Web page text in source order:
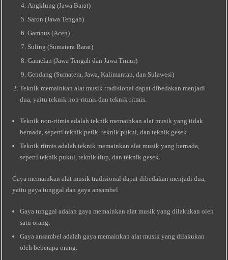
Angklung (Jawa Barat)
Saron (Jawa Tengah)
Gambus (Aceh)
Suling (Sumatera Barat)
Gamelan (Jawa Tengah dan Jawa Timur)
Gendang (Sumatera, Jawa, Kalimantan, dan Sulawesi)
Teknik memainkan alat musik tradisional dapat dibedakan menjadi
dua, yaitu teknik non-ritmis dan teknik ritmis.
Teknik non-ritmis adalah teknik memainkan alat musik yang tidak
bernada, seperti teknik petik, teknik pukul, dan teknik gesek.
Teknik ritmis adalah teknik memainkan alat musik yang bernada,
seperti teknik pukul, teknik tiup, dan teknik gesek.
Gaya memainkan alat musik tradisional dapat dibedakan menjadi dua,
yaitu gaya tunggal dan gaya ansambel.
Gaya tunggal adalah gaya memainkan alat musik yang dilakukan oleh
satu orang.
Gaya ansambel adalah gaya memainkan alat musik yang dilakukan
oleh beberapa orang.